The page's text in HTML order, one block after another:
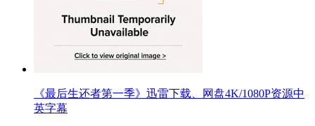
《最后生还者第一季》迅雷下载、网盘4K/1080P资源中
英字幕